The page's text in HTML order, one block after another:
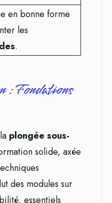
en bonne forme
les
.
: Fondations
plongée sous-
solide, axée
des modules sur
essentiels